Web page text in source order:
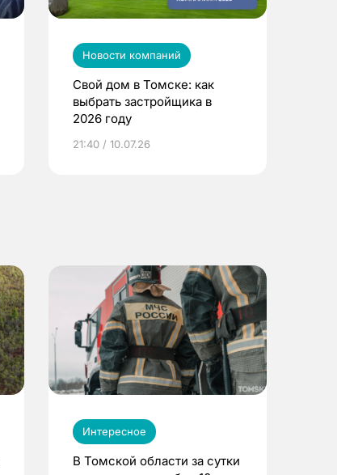
Новости компаний
Свой дом в Томске: как
выбрать застройщика в
2026 году
21:40 / 10.07.26
Интересное
В Томской области за сутки